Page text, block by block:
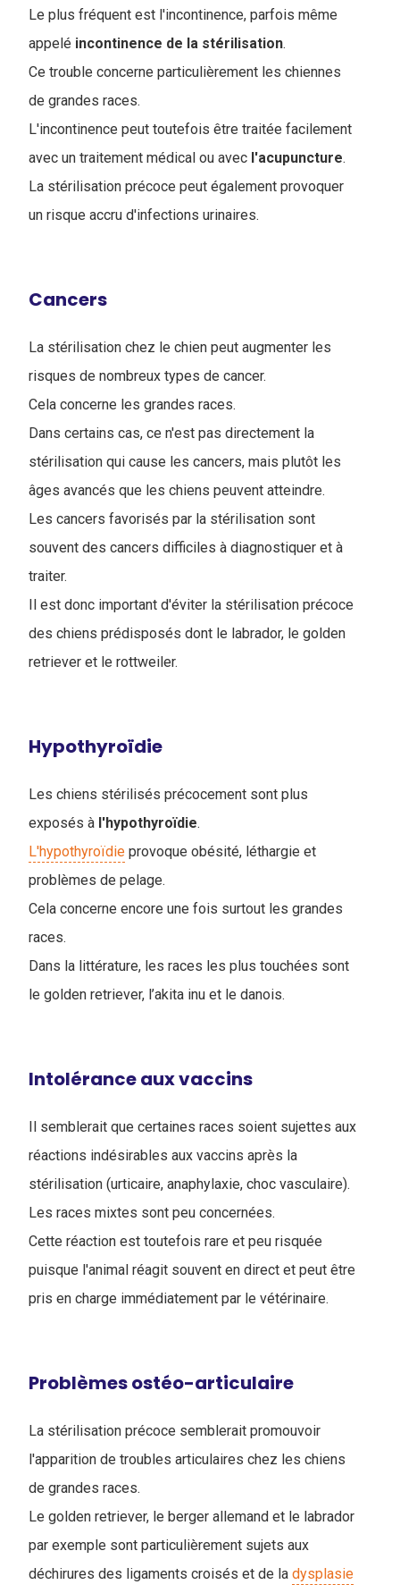
Le plus fréquent est l'incontinence, parfois même
appelé incontinence de la stérilisation.
Ce trouble concerne particulièrement les chiennes
de grandes races.
L'incontinence peut toutefois être traitée facilement
avec un traitement médical ou avec l'acupuncture.
La stérilisation précoce peut également provoquer
un risque accru d'infections urinaires.
Cancers
La stérilisation chez le chien peut augmenter les
risques de nombreux types de cancer.
Cela concerne les grandes races.
Dans certains cas, ce n'est pas directement la
stérilisation qui cause les cancers, mais plutôt les
âges avancés que les chiens peuvent atteindre.
Les cancers favorisés par la stérilisation sont
souvent des cancers difficiles à diagnostiquer et à
traiter.
Il est donc important d'éviter la stérilisation précoce
des chiens prédisposés dont le labrador, le golden
retriever et le rottweiler.
Hypothyroïdie
Les chiens stérilisés précocement sont plus
exposés à l'hypothyroïdie.
L'hypothyroïdie provoque obésité, léthargie et
problèmes de pelage.
Cela concerne encore une fois surtout les grandes
races.
Dans la littérature, les races les plus touchées sont
le golden retriever, l’akita inu et le danois.
Intolérance aux vaccins
Il semblerait que certaines races soient sujettes aux
réactions indésirables aux vaccins après la
stérilisation (urticaire, anaphylaxie, choc vasculaire).
Les races mixtes sont peu concernées.
Cette réaction est toutefois rare et peu risquée
puisque l'animal réagit souvent en direct et peut être
pris en charge immédiatement par le vétérinaire.
Problèmes ostéo-articulaire
La stérilisation précoce semblerait promouvoir
l'apparition de troubles articulaires chez les chiens
de grandes races.
Le golden retriever, le berger allemand et le labrador
par exemple sont particulièrement sujets aux
déchirures des ligaments croisés et de la dysplasie